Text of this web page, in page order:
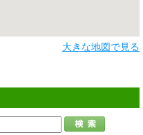
大きな地図で見る